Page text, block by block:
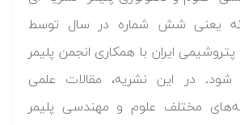
یعنی شش شماره در سال توسط
ایران با همکاری انجمن پلیمر
شود. در این نشریه، مقالات علمی
مختلف علوم و مهندسی پلیمر